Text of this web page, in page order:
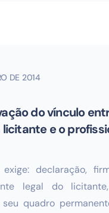
DE 2014
do vínculo
e o
declaração,
legal do
quadro